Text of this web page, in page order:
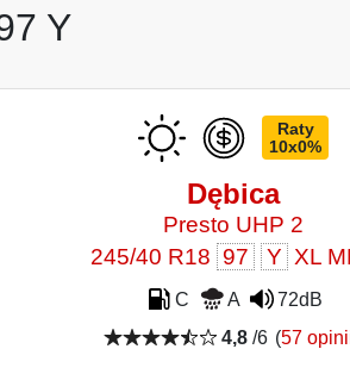
Y
Raty
10x0%
Dębica
Presto UHP 2
245/40 R18 97 Y XL
C A
72dB
4,8/6 (57